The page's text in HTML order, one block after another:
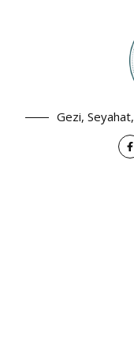
Gezi,